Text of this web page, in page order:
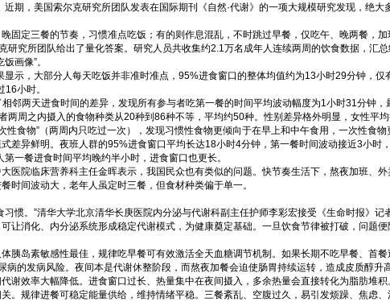
近期，美国索尔克研究所团队发表在国际期刊《自然·代谢》的一项大规模研究发现，绝
固定三餐的节奏，习惯准点吃饭；有的则作息混乱，不时跳过早餐，仅吃午、晚两餐，
研究所团队给出了量化答案。研究人员共收集约2.1万名成年人连续两周的饮食数据，
画像”。
示，大部分人每天吃饭并非准时准点，95%进食窗口的整体均值约为13小时29分钟，
小时。
邻两天进食时间的差异，发现所有参与者吃第一餐的时间平均波动幅度为1小时31分钟
两周之内摄入的食物种类从20种到86种不等，平均约50种。性别差异格外明显，女性
性食物”（两周内只吃过一次），发现习惯性食物更倾向于在早上和中午食用，一次性食
差异鲜明。夜班人群的95%进食窗口平均长达18小时4分钟，第一餐时间波动接近3小
一餐进食时间平均晚约半小时，进食窗口也更长。
医院临床营养科主任金晖表示，我国民众也有类似的问题。快节奏生活下，熬夜加班
时间波动大，老年人虽定时三餐，但食材种类偏于单一。
惯。”清华大学北京清华长庚医院内分泌与代谢科副主任护师李彩宏接受《生命时报》
让消化、内分泌系统形成稳定代谢模式，为健康奠定基础。一旦饮食节律被打破，问
胰岛素敏感性最佳，规律吃早餐可有效激活全天血糖调节机制。如果长期不吃早餐、
的发病风险。夜间本是代谢休整阶段，而熬夜加餐会迫使肠胃持续运转，造成皮质醇
谢效率大幅降低。进食窗口过长、热量集中在夜间摄入，多余热量会直接转化为脂肪堆
。规律进餐可稳定能量供给，维持情绪平稳。三餐紊乱、空腹过久，易引发烦躁、焦